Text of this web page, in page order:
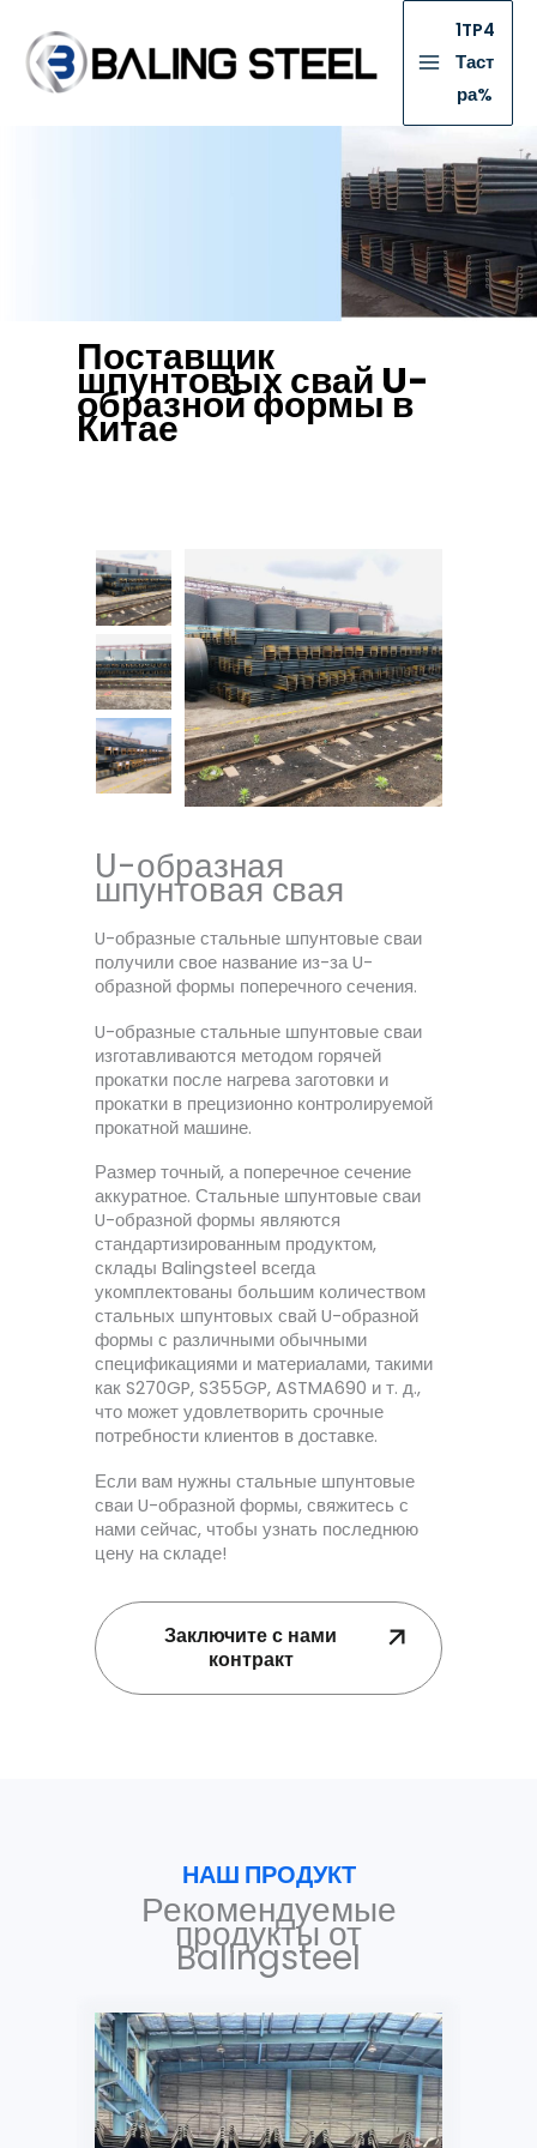
1TP4
Таст
ра%
Поставщик
шпунтовых свай U-
образной формы в
Китае
U-образная
шпунтовая свая
U-образные стальные шпунтовые сваи
получили свое название из-за U-
образной формы поперечного сечения.
U-образные стальные шпунтовые сваи
изготавливаются методом горячей
прокатки после нагрева заготовки и
прокатки в прецизионно контролируемой
прокатной машине.
Размер точный, а поперечное сечение
аккуратное. Стальные шпунтовые сваи
U-образной формы являются
стандартизированным продуктом,
склады Balingsteel всегда
укомплектованы большим количеством
стальных шпунтовых свай U-образной
формы с различными обычными
спецификациями и материалами, такими
как S270GP, S355GP, ASTMA690 и т. д.,
что может удовлетворить срочные
потребности клиентов в доставке.
Если вам нужны стальные шпунтовые
сваи U-образной формы, свяжитесь с
нами сейчас, чтобы узнать последнюю
цену на складе!
Заключите с нами
контракт
НАШ ПРОДУКТ
Рекомендуемые
продукты от
Balingsteel